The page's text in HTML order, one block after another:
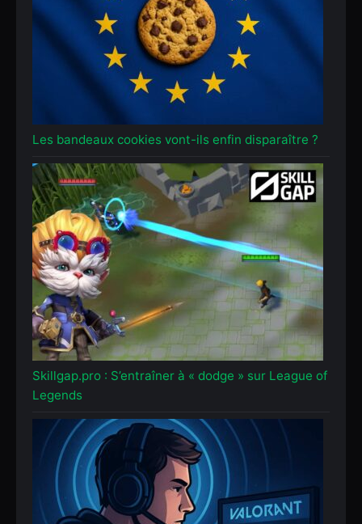
Les bandeaux cookies vont-ils enfin disparaître ?
Skillgap.pro : S’entraîner à « dodge » sur League of
Legends